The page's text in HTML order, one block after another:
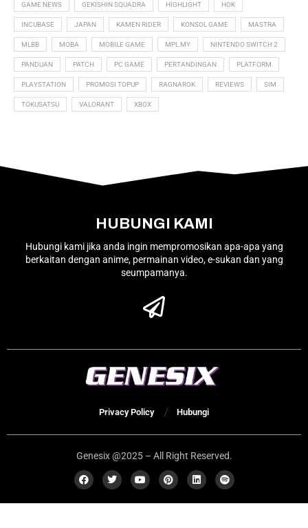
GAME NEWS GEKISHIN SQUADRA HIGHLIGHT HOK
INCUBASE JAPAN KAMEN RIDER KONSOL GAME MASTRA
MLBB MOBA MOBILE GAME MPL MY NINTENDO SWITCH 2
PANDUAN PATCH PC GAME PERTANDINGAN PLATFORM
PLAYSTATION PROMOSI TOPUP RAGNAROK REVIEWS SIM
TOKUSATSU VALORANT XBOX
HUBUNGI KAMI
Hubungi kami jika anda ingin mempromosikan apa-apa yang
berkaitan dengan anime, permainan video, e-sukan dan yang
seumpamanya.
Privacy Policy Hubungi
Genesix @2025 – All Right Reserved.